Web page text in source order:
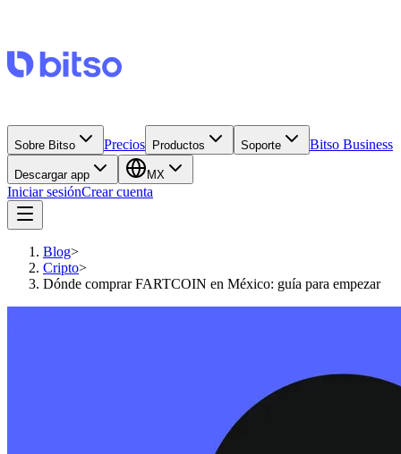
Sobre Bitso Precios Productos Soporte Bitso Business
Descargar app MX
Iniciar sesiónCrear cuenta
Blog>
Cripto>
Dónde comprar FARTCOIN en México: guía para empezar